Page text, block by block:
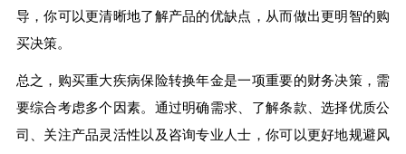
导，你可以更清晰地了解产品的优缺点，从而做出更明智的购
买决策。
总之，购买重大疾病保险转换年金是一项重要的财务决策，需
要综合考虑多个因素。通过明确需求、了解条款、选择优质公
司、关注产品灵活性以及咨询专业人士，你可以更好地规避风